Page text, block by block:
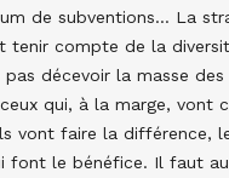
de subventions… La
tenir compte de la
pas décevoir la masse
qui, à la marge, vont
vont faire la différence,
font le bénéfice. Il faut